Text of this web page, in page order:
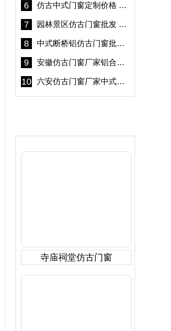
6 仿古中式门窗定制价格 铝合金仿古门窗报价
7 园林景区仿古门窗批发 铝合金仿古门窗采购-冠墅阳光
8 中式断桥铝仿古门窗批发 冠墅阳光仿古门窗 6000平米实体工厂
9 安徽仿古门窗厂家铝合金仿古门窗批发 免费设计出货快
10 六安仿古门窗厂家中式仿古门窗制作 6000平米源头厂家
寺庙祠堂仿古门窗